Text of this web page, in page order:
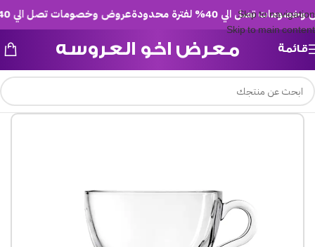
Skip to navigation
Skip to main content
عروض وخصومات تصل الي 40% لفترة محدودة تصل الي 40% لفترة محدودة
قائمة معرض اخو العروسه